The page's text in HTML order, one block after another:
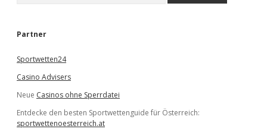
e
Partner
Sportwetten24
Casino Advisers
Neue Casinos ohne Sperrdatei
Entdecke den besten Sportwettenguide für Österreich:
sportwettenoesterreich.at